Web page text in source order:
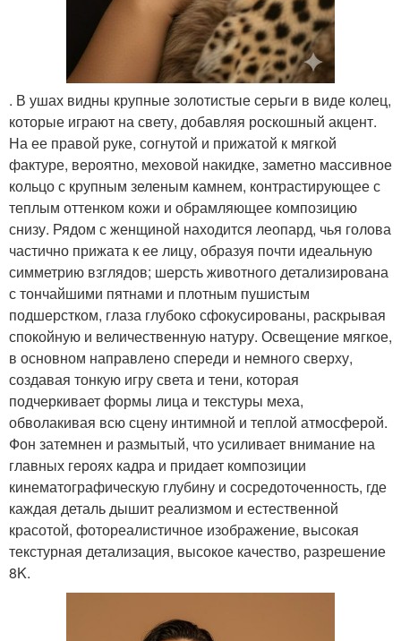
. В ушах видны крупные золотистые серьги в виде колец,
которые играют на свету, добавляя роскошный акцент.
На ее правой руке, согнутой и прижатой к мягкой
фактуре, вероятно, меховой накидке, заметно массивное
кольцо с крупным зеленым камнем, контрастирующее с
теплым оттенком кожи и обрамляющее композицию
снизу. Рядом с женщиной находится леопард, чья голова
частично прижата к ее лицу, образуя почти идеальную
симметрию взглядов; шерсть животного детализирована
с тончайшими пятнами и плотным пушистым
подшерстком, глаза глубоко сфокусированы, раскрывая
спокойную и величественную натуру. Освещение мягкое,
в основном направлено спереди и немного сверху,
создавая тонкую игру света и тени, которая
подчеркивает формы лица и текстуры меха,
обволакивая всю сцену интимной и теплой атмосферой.
Фон затемнен и размытый, что усиливает внимание на
главных героях кадра и придает композиции
кинематографическую глубину и сосредоточенность, где
каждая деталь дышит реализмом и естественной
красотой, фотореалистичное изображение, высокая
текстурная детализация, высокое качество, разрешение
8K.